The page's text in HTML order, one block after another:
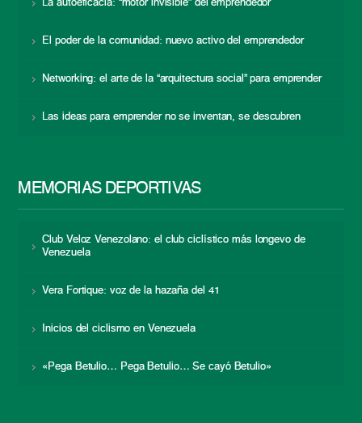
La autoeficacia: “motor invisible” del emprendedor
El poder de la comunidad: nuevo activo del emprendedor
Networking: el arte de la “arquitectura social” para emprender
Las ideas para emprender no se inventan, se descubren
MEMORIAS DEPORTIVAS
Club Veloz Venezolano: el club ciclístico más longevo de
Venezuela
Vera Fortique: voz de la hazaña del 41
Inicios del ciclismo en Venezuela
«Pega Betulio… Pega Betulio… Se cayó Betulio»